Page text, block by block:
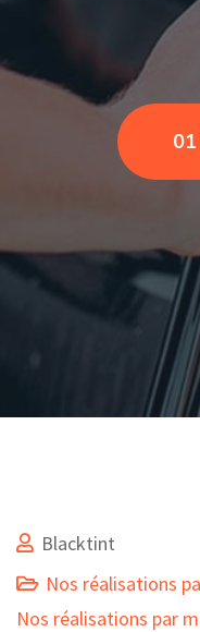
Blacktint
Nos réalisations
Nos réalisations par